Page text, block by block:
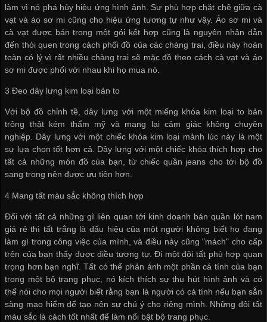
làm vì nó phá hủy hiệu ứng hình ảnh. Sự phù hợp chặt chẽ giữa cà
vạt và áo sơ mi cũng cho hiệu ứng tương tự như vậy. Áo sơ mi và
cà vạt được bán trong một gói kết hợp cũng là nguyên nhân dẫn
đến thói quen trong cách phối đồ của các chàng trai, điều này hoàn
toàn có lý vì rất nhiều chàng trai sẽ mặc đồ theo cách cà vạt và áo
sơ mi được phối với nhau khi họ mua nó.
3 Đeo dây lưng kim loại bản to
Với bộ đồ chỉnh tề, dây lưng với một miếng khóa kim loại to bản
trông thật kém thẩm mỹ và mang lại cảm giác không chuyên
nghiệp. Dây lưng với một chiếc khóa kim loại mảnh lúc này là một
sự lựa chọn tốt hơn cả. Dây lưng với một chiếc khóa thích hợp cho
tất cả những món đồ của bạn, từ chiếc quần jeans cho tới bộ đồ
sang trọng nên được ưu tiên hơn.
4 Mang tất màu sắc không thích hợp
Đối với tất cả những gì liên quan tới kinh doanh bán quần lót nam
giá rẻ thì tất trắng là dấu hiệu của một người không biết họ đang
làm gì trong công việc của mình, và điều này cũng "mách" cho cấp
trên của bạn thấy được điều tương tự. Đi một đôi tất phù hợp quan
trọng hơn bạn nghĩ. Tất có thể phản ánh một phần cá tính của bạn
trong một bộ trang phục, nó kích thích sự thu hút hình ảnh và có
thể nói cho mọi người biết rằng bạn là người có cá tính nếu bạn sẵn
sàng mạo hiểm để tạo nên sự chú ý cho riêng mình. Những đôi tất
màu sắc là cách tốt nhất để làm nổi bật bộ trang phục.